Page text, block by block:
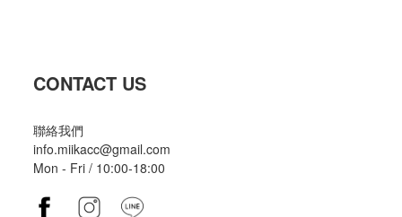
CONTACT US
聯絡我們
info.miikacc@gmail.com
Mon - Fri / 10:00-18:00